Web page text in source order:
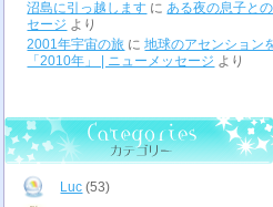
沼島に引っ越します に ある夜の息子と
セージ より
2001年宇宙の旅 に地球のアセンション
「2010年」 | ニューメッセージ より
Luc (53)